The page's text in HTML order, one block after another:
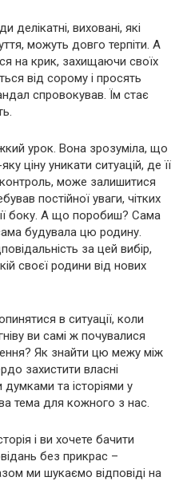
делікатні, виховані, які
можуть довго терпіти. А
на крик, захищаючи своїх
від сорому і просять
спровокував. Їм стає
урок. Вона зрозуміла, що
ціну уникати ситуацій, де її
може залишитися
постійної уваги, чітких
боку. А що поробиш? Сама
будувала цю родину.
за цей вибір,
своєї родини від нових
в ситуації, коли
ви самі ж почувалися
Як знайти цю межу між
захистити власні
та історіями у
тема для кожного з нас.
і ви хочете бачити
без прикрас –
ми шукаємо відповіді на